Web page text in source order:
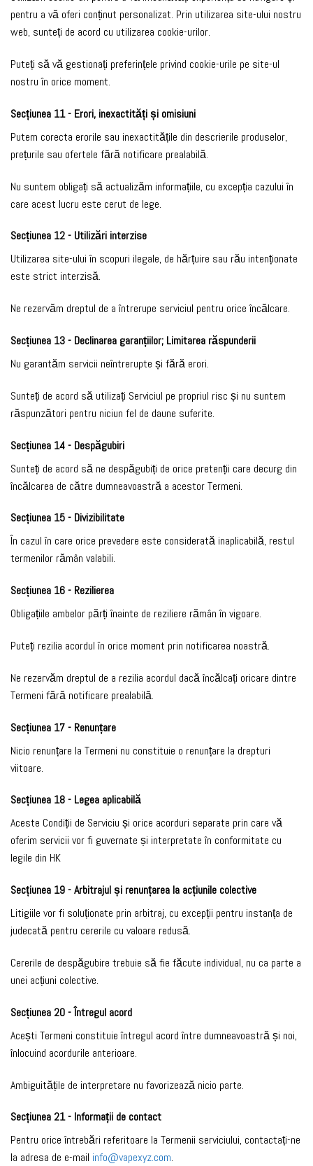
pentru a vă oferi conținut personalizat. Prin utilizarea site-ului nostru
web, sunteți de acord cu utilizarea cookie-urilor.
Puteți să vă gestionați preferințele privind cookie-urile pe site-ul
nostru în orice moment.
Secțiunea 11 - Erori, inexactități și omisiuni
Putem corecta erorile sau inexactitățile din descrierile produselor,
prețurile sau ofertele fără notificare prealabilă.
Nu suntem obligați să actualizăm informațiile, cu excepția cazului în
care acest lucru este cerut de lege.
Secțiunea 12 - Utilizări interzise
Utilizarea site-ului în scopuri ilegale, de hărțuire sau rău intenționate
este strict interzisă.
Ne rezervăm dreptul de a întrerupe serviciul pentru orice încălcare.
Secțiunea 13 - Declinarea garanțiilor; Limitarea răspunderii
Nu garantăm servicii neîntrerupte și fără erori.
Sunteți de acord să utilizați Serviciul pe propriul risc și nu suntem
răspunzători pentru niciun fel de daune suferite.
Secțiunea 14 - Despăgubiri
Sunteți de acord să ne despăgubiți de orice pretenții care decurg din
încălcarea de către dumneavoastră a acestor Termeni.
Secțiunea 15 - Divizibilitate
În cazul în care orice prevedere este considerată inaplicabilă, restul
termenilor rămân valabili.
Secțiunea 16 - Rezilierea
Obligațiile ambelor părți înainte de reziliere rămân în vigoare.
Puteți rezilia acordul în orice moment prin notificarea noastră.
Ne rezervăm dreptul de a rezilia acordul dacă încălcați oricare dintre
Termeni fără notificare prealabilă.
Secțiunea 17 - Renunțare
Nicio renunțare la Termeni nu constituie o renunțare la drepturi
viitoare.
Secțiunea 18 - Legea aplicabilă
Aceste Condiții de Serviciu și orice acorduri separate prin care vă
oferim servicii vor fi guvernate și interpretate în conformitate cu
legile din HK
Secțiunea 19 - Arbitrajul și renunțarea la acțiunile colective
Litigiile vor fi soluționate prin arbitraj, cu excepții pentru instanța de
judecată pentru cererile cu valoare redusă.
Cererile de despăgubire trebuie să fie făcute individual, nu ca parte a
unei acțiuni colective.
Secțiunea 20 - Întregul acord
Acești Termeni constituie întregul acord între dumneavoastră și noi,
înlocuind acordurile anterioare.
Ambiguitățile de interpretare nu favorizează nicio parte.
Secțiunea 21 - Informații de contact
Pentru orice întrebări referitoare la Termenii serviciului, contactați-ne
la adresa de e-mail info@vapexyz.com.